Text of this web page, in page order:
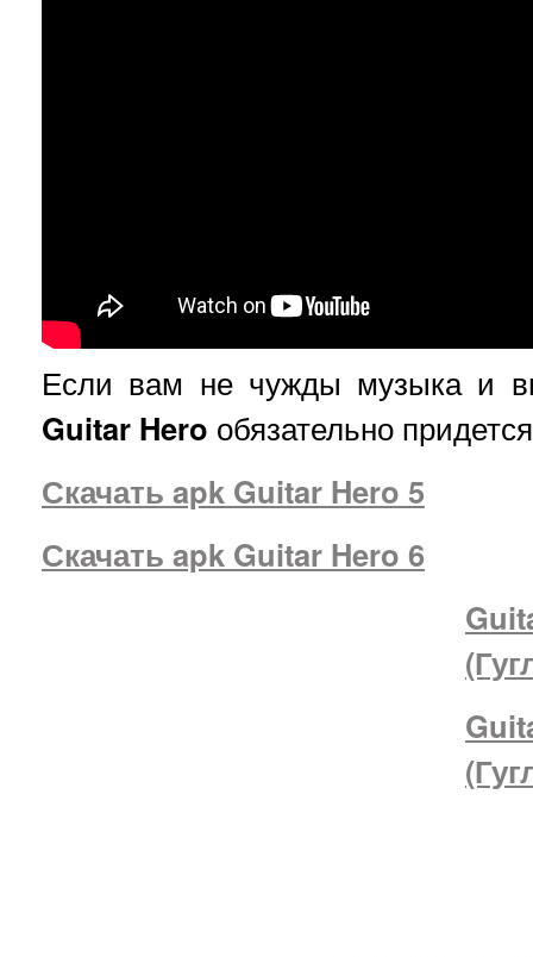
Если вам не чужды музыка и
Guitar Hero обязательно
Скачать apk Guitar Hero 5
Скачать apk Guitar Hero 6